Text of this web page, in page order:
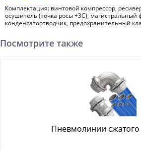
Комплектация: винтовой компрессор,
осушитель (точка росы +3С), магистральный
конденсатоотводчик, предохранительный
Посмотрите также
Пневмолинии сжатого